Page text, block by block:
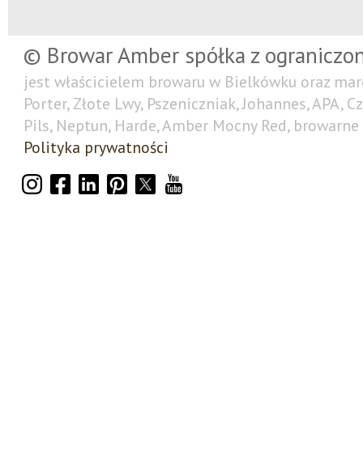
© Browar Amber spółka z
jest właścicielem browaru w Bielkówku oraz
Porter, Złote Lwy, Pszeniczniak, Johannes, APA,
Pils, Neptun, Harde, Amber Mocny Red,
Polityka prywatności